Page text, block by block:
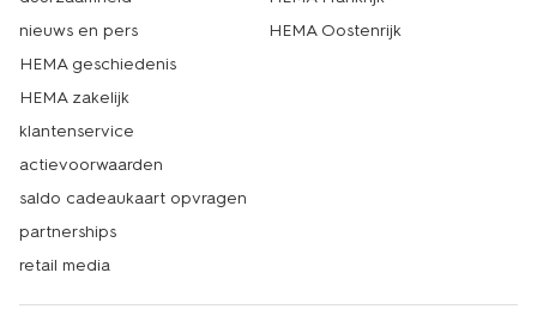
nieuws en pers
HEMA geschiedenis
HEMA zakelijk
klantenservice
actievoorwaarden
saldo cadeaukaart opvragen
partnerships
retail media
HEMA Oostenrijk